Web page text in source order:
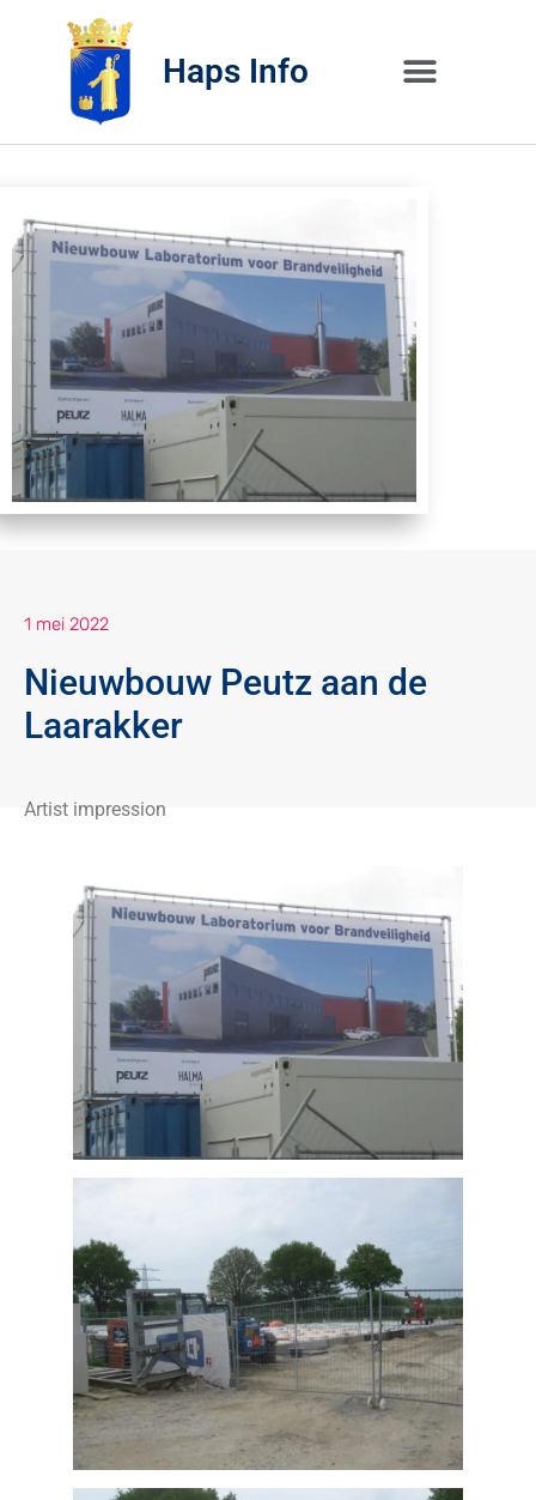
Haps Info
1 mei 2022
Nieuwbouw Peutz aan de
Laarakker
Artist impression